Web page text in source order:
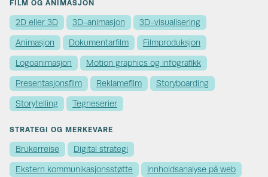
FILM OG ANIMASJON
2D eller 3D 3D-animasjon 3D-visualisering
Animasjon Dokumentarfilm Filmproduksjon
Logoanimasjon Motion graphics og infografikk
Presentasjonsfilm Reklamefilm Storyboarding
Storytelling Tegneserier
STRATEGI OG MERKEVARE
Brukerreise Digital strategi
Ekstern kommunikasjons­støtte Innholdsanalyse på web